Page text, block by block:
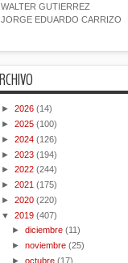
WALTER GUTIERREZ
JORGE EDUARDO CARRIZO
► 2026 (14)
► 2025 (100)
► 2024 (126)
► 2023 (194)
► 2022 (244)
► 2021 (175)
► 2020 (220)
▼ 2019 (407)
►diciembre (11)
►noviembre (25)
►octubre (17)